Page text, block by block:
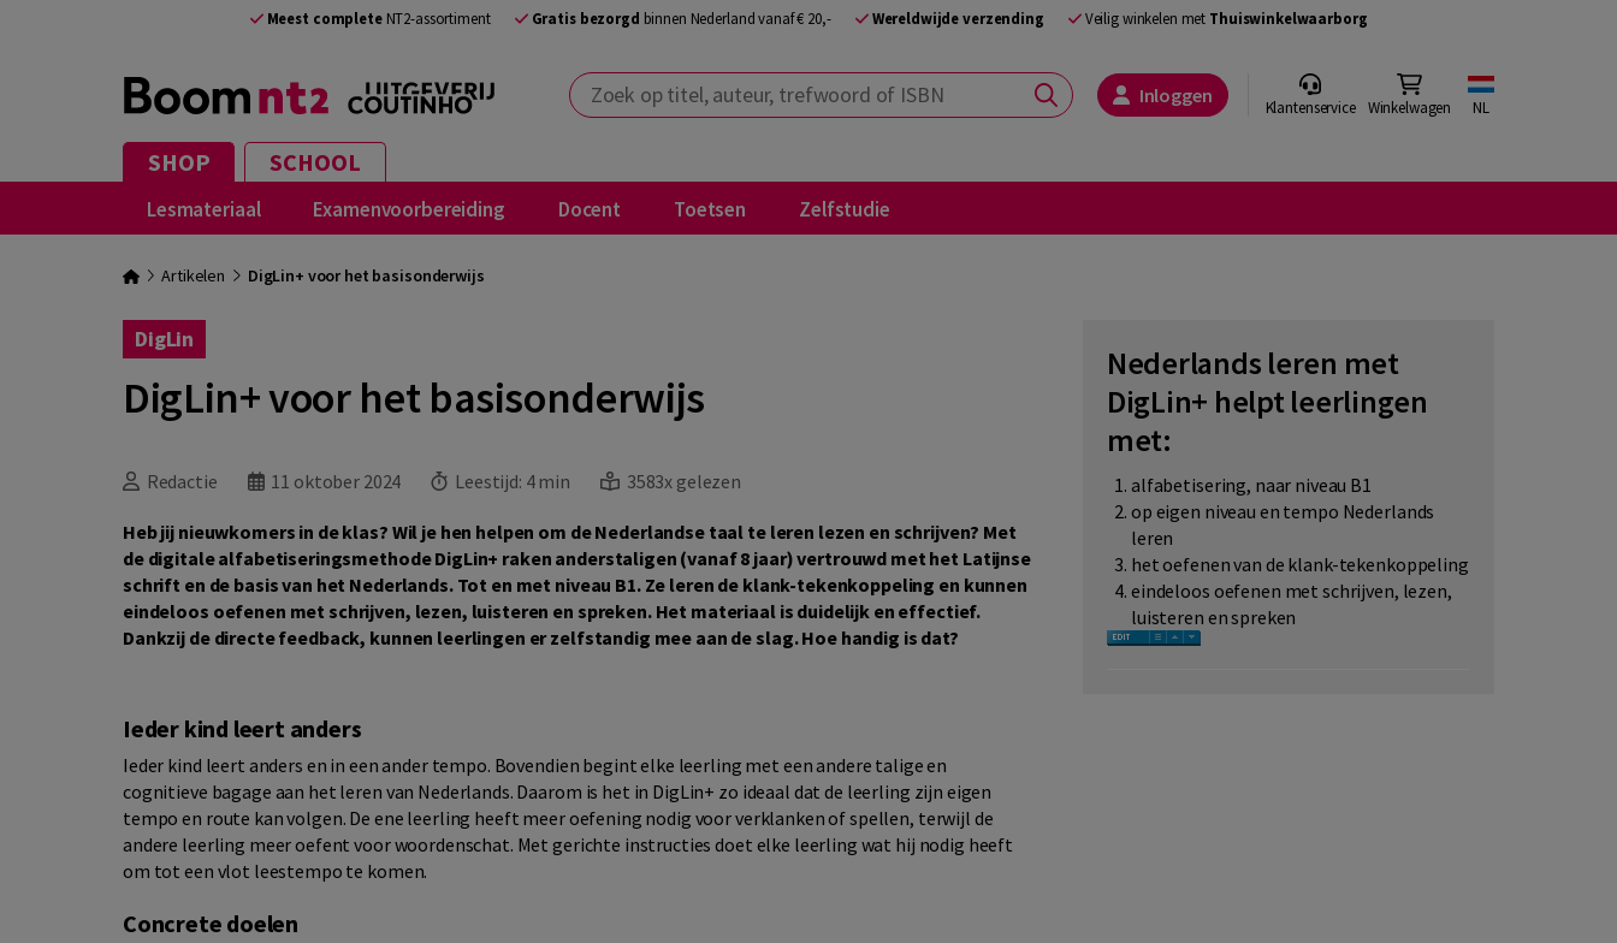
Meest completeNT2-assortiment Gratis bezorgd binnen Nederland vanaf € 20,- Wereldwijde verzending Veilig winkelen met Thuiswinkelwaarborg
Zoek op titel, auteur, trefwoord of ISBN Inloggen Klantenservice Winkelwagen NL
SHOP SCHOOL
Lesmateriaal Examenvoorbereiding Docent Toetsen Zelfstudie
Artikelen DigLin+ voor het basisonderwijs
DigLin
DigLin+ voor het basisonderwijs
Redactie 11 oktober 2024 Leestijd: 4 min 3583x gelezen
Heb jij nieuwkomers in de klas? Wil je hen helpen om de Nederlandse taal te leren lezen en schrijven? Met
de digitale alfabetiseringsmethode DigLin+ raken anderstaligen (vanaf 8 jaar) vertrouwd met het Latijnse
schrift en de basis van het Nederlands. Tot en met niveau B1. Ze leren de klank-tekenkoppeling en kunnen
eindeloos oefenen met schrijven, lezen, luisteren en spreken. Het materiaal is duidelijk en effectief.
Dankzij de directe feedback, kunnen leerlingen er zelfstandig mee aan de slag. Hoe handig is dat?
Ieder kind leert anders
Ieder kind leert anders en in een ander tempo. Bovendien begint elke leerling met een andere talige en
cognitieve bagage aan het leren van Nederlands. Daarom is het in DigLin+ zo ideaal dat de leerling zijn eigen
tempo en route kan volgen. De ene leerling heeft meer oefening nodig voor verklanken of spellen, terwijl de
andere leerling meer oefent voor woordenschat. Met gerichte instructies doet elke leerling wat hij nodig heeft
om tot een vlot leestempo te komen.
Concrete doelen
Nederlands leren met
DigLin+ helpt leerlingen
met:
alfabetisering, naar niveau B1
op eigen niveau en tempo Nederlands
leren
het oefenen van de klank-tekenkoppeling
eindeloos oefenen met schrijven, lezen,
luisteren en spreken